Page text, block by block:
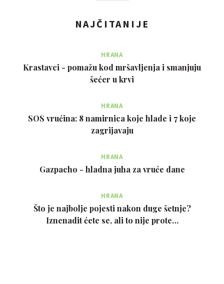
NAJČITANIJE
HRANA
Krastavci - pomažu kod mršavljenja i smanjuju
šećer u krvi
HRANA
SOS vrućina: 8 namirnica koje hlade i 7 koje
zagrijavaju
HRANA
Gazpacho - hladna juha za vruće dane
HRANA
Što je najbolje pojesti nakon duge šetnje?
Iznenadit ćete se, ali to nije prote…